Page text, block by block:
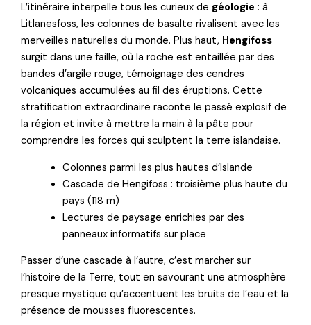
L’itinéraire interpelle tous les curieux de géologie : à
Litlanesfoss, les colonnes de basalte rivalisent avec les
merveilles naturelles du monde. Plus haut, Hengifoss
surgit dans une faille, où la roche est entaillée par des
bandes d’argile rouge, témoignage des cendres
volcaniques accumulées au fil des éruptions. Cette
stratification extraordinaire raconte le passé explosif de
la région et invite à mettre la main à la pâte pour
comprendre les forces qui sculptent la terre islandaise.
Colonnes parmi les plus hautes d’Islande
Cascade de Hengifoss : troisième plus haute du
pays (118 m)
Lectures de paysage enrichies par des
panneaux informatifs sur place
Passer d’une cascade à l’autre, c’est marcher sur
l’histoire de la Terre, tout en savourant une atmosphère
presque mystique qu’accentuent les bruits de l’eau et la
présence de mousses fluorescentes.